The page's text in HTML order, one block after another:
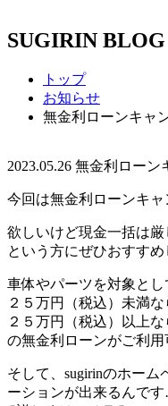
SUGIRIN BLOG
トップ
お知らせ
無金利ローンキャ
2023.05.26 無金利ローン
今回は無金利ローンキャ
欲しいけど現金一括は厳
という方にぜひおすす
車体やパーツを対象とし
２５万円（税込）未満
２５万円（税込）以上
の無金利ローンがご利用
そして、sugirinのホーム
ーションが出来るんで